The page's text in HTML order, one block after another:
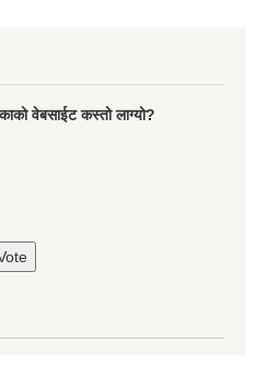
वेबसाईट कस्तो लाग्यो?